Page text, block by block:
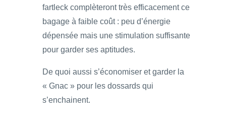
fartleck complèteront très efficacement ce
bagage à faible coût : peu d’énergie
dépensée mais une stimulation suffisante
pour garder ses aptitudes.
De quoi aussi s’économiser et garder la
« Gnac » pour les dossards qui
s’enchainent.